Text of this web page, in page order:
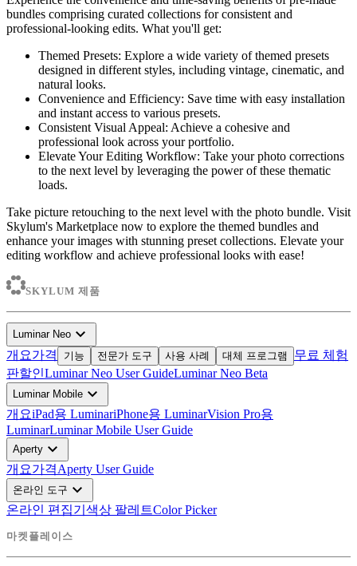
bundles comprising curated collections for consistent and
professional-looking edits. What you'll get:
Themed Presets: Explore a wide variety of themed presets
designed in different styles, including vintage, cinematic, and
natural looks.
Convenience and Efficiency: Save time with easy installation
and instant access to various presets.
Consistent Visual Appeal: Achieve a cohesive and
professional look across your portfolio.
Elevate Your Editing Workflow: Take your photo corrections
to the next level by leveraging the power of these thematic
loads.
Take picture retouching to the next level with the photo bundle. Visit
Skylum's Marketplace now to explore the themed bundles and
enhance your images with stunning preset collections. Elevate your
editing workflow and achieve professional looks with ease!
SKYLUM 제품
Luminar Neo expand_more
개요가격 기능 전문가 도구 사용 사례 대체 프로그램
무료 체험
판할인Luminar Neo User GuideLuminar Neo Beta
Luminar Mobile expand_more
개요iPad용 LuminariPhone용 LuminarVision Pro용
LuminarLuminar Mobile User Guide
Aperty expand_more
개요가격Aperty User Guide
온라인 도구 expand_more
온라인 편집기 색상 팔레트Color Picker
마켓플레이스